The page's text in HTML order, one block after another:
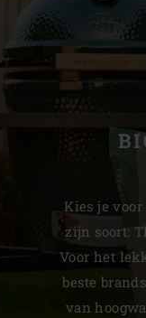
Kies je voor
zijn soort:
Voor het
beste
van